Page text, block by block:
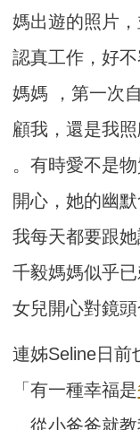
媽出遊的照片
認真工作，好
媽媽 ，第一次
顧我，還是我
。有時愛不是
開心，她的幽
我每天都要跟
千毅媽媽似乎
女兒開心對鏡頭
連姊Seline日前
「有一種幸福是
。從小爸爸就